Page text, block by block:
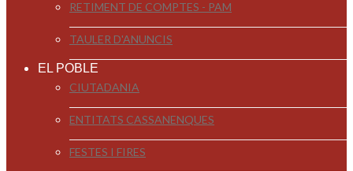
RETIMENT DE COMPTES - PAM
TAULER D'ANUNCIS
EL POBLE
CIUTADANIA
ENTITATS CASSANENQUES
FESTES I FIRES